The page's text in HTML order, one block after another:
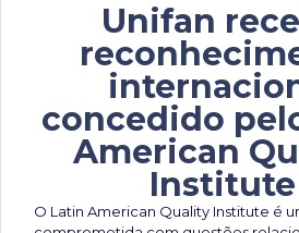
Unifan
concedido
American
Institute
O Latin American Quality Institute é